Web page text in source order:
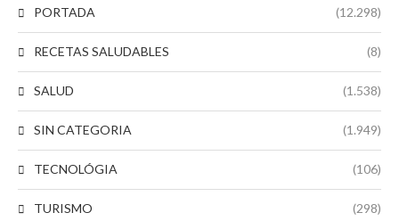
PORTADA (12.298)
RECETAS SALUDABLES (8)
SALUD (1.538)
SIN CATEGORIA (1.949)
TECNOLÓGIA (106)
TURISMO (298)